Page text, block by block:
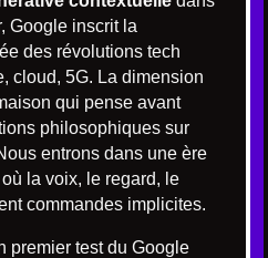
Google inscrit la
des révolutions tech
cloud, 5G. La dimension
qui pense avant
philosophiques sur
entrons dans une ère
la voix, le regard, le
commandes implicites.
premier test du Google